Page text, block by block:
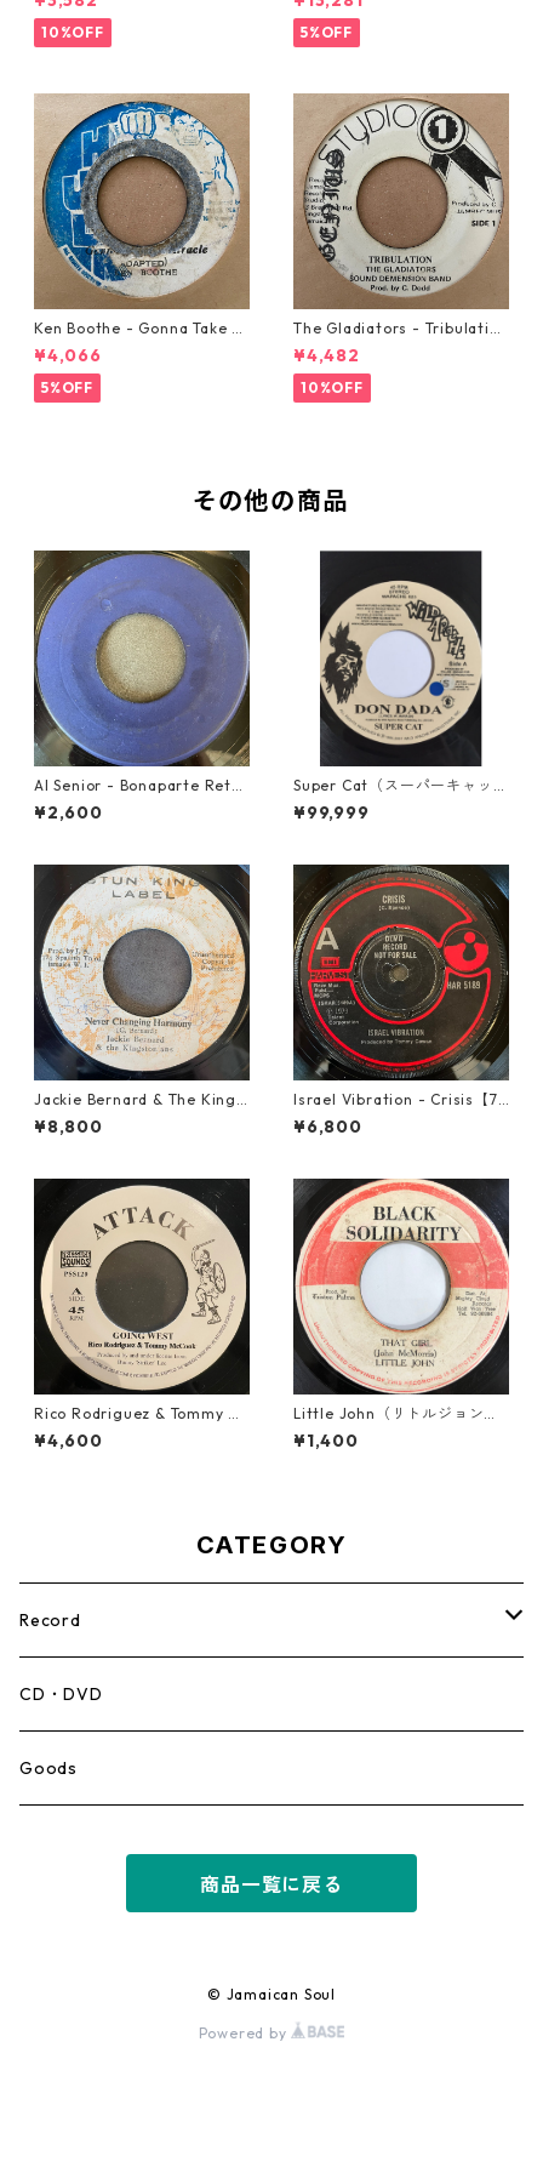
10%OFF 5%OFF
Ken Boothe - Gonna Take A
Miracle【7-21362】
¥4,066
5%OFF
The Gladiators - Tribulation
【7-21365】
¥4,482
10%OFF
その他の商品
Al Senior - Bonaparte Retre
at【7-21861】
¥2,600
Super Cat（スーパーキャッ
ト） - Don Dada【7inch】
¥99,999
Jackie Bernard & The Kings
tonians - Never Changing H
armony【7-21948】
¥8,800
Israel Vibration - Crisis【7-
21895】
¥6,800
Rico Rodriguez & Tommy Mc
Cook - Going West【7-2198
3】
¥4,600
Little John（リトルジョン）
- That Girl 【7-20045】
¥1,400
CATEGORY
Record
Mento,Calypso,Ballad
Ska
CD・DVD
Goods
商品一覧に戻る
© Jamaican Soul
Powered by